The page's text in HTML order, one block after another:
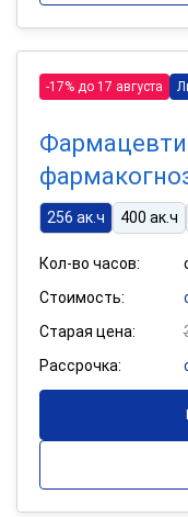
-17% до 17 августа
256 ак.ч 400 ак.ч
Кол-во часов:
Стоимость:
Старая цена:
Рассрочка: